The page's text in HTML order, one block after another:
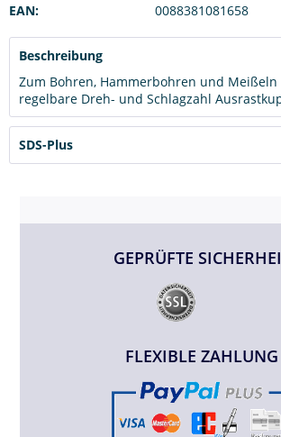
EAN:
0088381081658
Beschreibung
Zum Bohren, Hammerbohren und Meißeln
regelbare Dreh- und Schlagzahl
SDS-Plus
GEPRÜFTE
FLEXIBLE ZAHLUNG